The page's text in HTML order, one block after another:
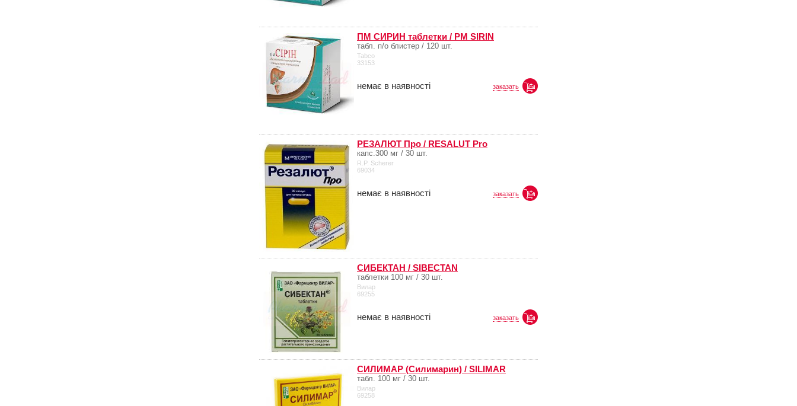
ПМ СИРИН таблетки / PM SIRIN
табл. п/о блистер / 120 шт.
Tabco
33153
немає в наявності заказать
РЕЗАЛЮТ Про / RESALUT Pro
капс.300 мг / 30 шт.
R.P. Scherer
69034
немає в наявності заказать
СИБЕКТАН / SIBECTAN
таблетки 100 мг / 30 шт.
Вилар
69255
немає в наявності заказать
СИЛИМАР (Силимарин) / SILIMAR
табл. 100 мг / 30 шт.
Вилар
69258